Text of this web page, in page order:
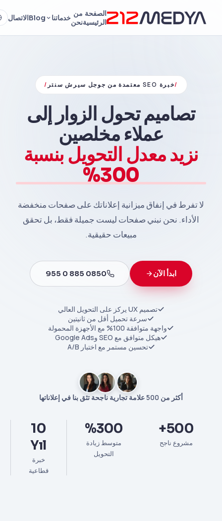
الصفحة
الرئيسية
من
نحنخدماتنا Blogالاتصال
/خبرة SEO معتمدة من جوجل سيرش سنتر /
تصاميم تحول الزوار إلى
عملاء مخلصين
نزيد معدل التحويل بنسبة
300%
لا تفرط في إنفاق ميزانية إعلاناتك على صفحات منخفضة
الأداء. نحن نبني صفحات ليست جميلة فقط، بل تحقق
مبيعات حقيقية.
ابدأ الآن 0850 885 0 955
تصميم UX يركز على التحويل العالي
سرعة تحميل أقل من ثانيتين
واجهة متوافقة 100% مع الأجهزة المحمولة
هيكل متوافق مع SEO وGoogle Ads
تحسين مستمر مع اختبار A/B
أكثر من 500 علامة تجارية ناجحة تثق بنا في إعلاناتها
500+
مشروع ناجح
%300
متوسط زيادة
التحويل
10
Yıl
خبرة
قطاعية